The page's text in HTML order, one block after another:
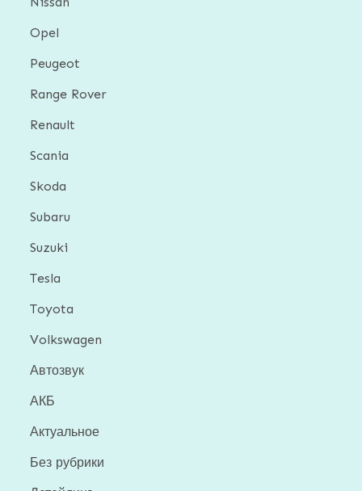
Opel
Peugeot
Range Rover
Renault
Scania
Skoda
Subaru
Suzuki
Tesla
Toyota
Volkswagen
Автозвук
АКБ
Актуальное
Без рубрики